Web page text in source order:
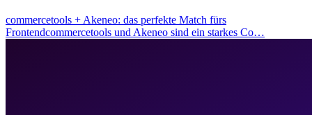
commercetools + Akeneo: das perfekte Match fürs
Frontendcommercetools und Akeneo sind ein starkes Co…